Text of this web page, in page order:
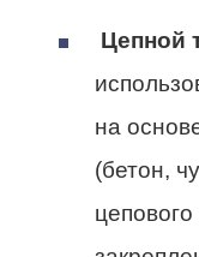
Цепной
на
(бетон,